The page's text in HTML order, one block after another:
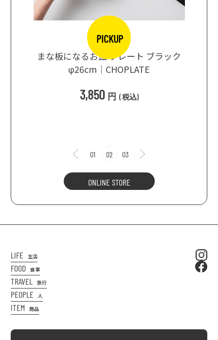
PICKUP
まな板になるお皿 プレート ブラック
φ26cm｜CHOPLATE
3,850 円 (税込)
01 02 03
ONLINE STORE
LIFE 生活
FOOD 食事
TRAVEL 旅行
PEOPLE 人
ITEM 商品